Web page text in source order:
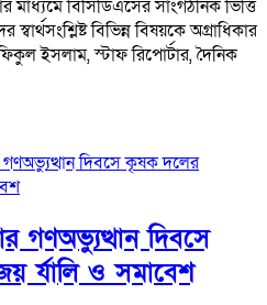
মাধ্যমে বিসিডিএসের সাংগঠনিক ভিত্তি
বিভিন্ন বিষয়কে অগ্রাধিকার
ইসলাম, স্টাফ রিপোর্টার, দৈনিক
গণঅভ্যুত্থান দিবসে
র্যালি ও সমাবেশ